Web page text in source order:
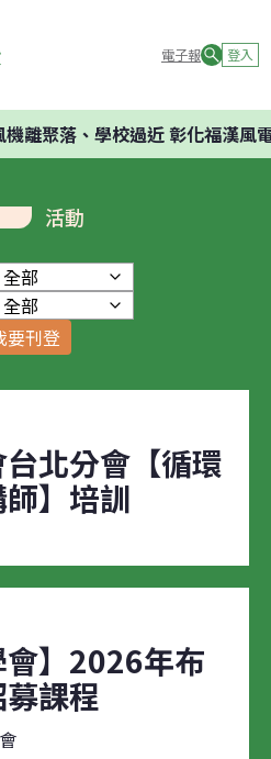
電子報 登入
離聚落、學校過近 彰化福漢風電
活動
要刊登
北分會【循環
】培訓
會】2026年布
課程